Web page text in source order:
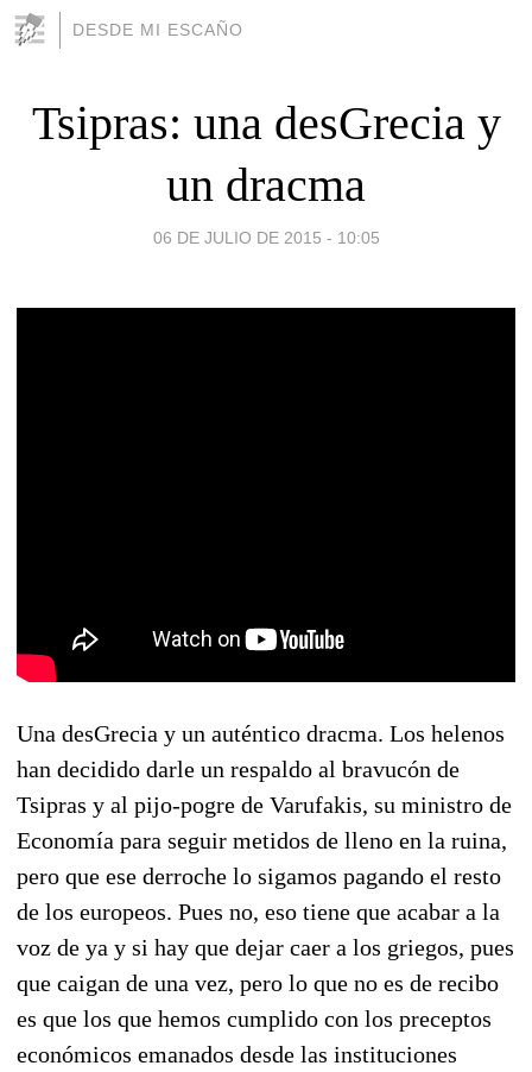
DESDE MI ESCAÑO
Tsipras: una desGrecia y
un dracma
06 DE JULIO DE 2015 - 10:05
Una desGrecia y un auténtico dracma. Los helenos
han decidido darle un respaldo al bravucón de
Tsipras y al pijo-pogre de Varufakis, su ministro de
Economía para seguir metidos de lleno en la ruina,
pero que ese derroche lo sigamos pagando el resto
de los europeos. Pues no, eso tiene que acabar a la
voz de ya y si hay que dejar caer a los griegos, pues
que caigan de una vez, pero lo que no es de recibo
es que los que hemos cumplido con los preceptos
económicos emanados desde las instituciones